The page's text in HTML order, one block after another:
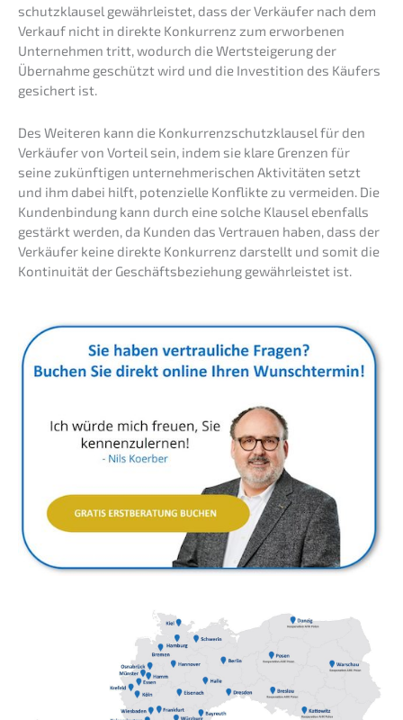
schutz­klau­sel gewähr­leis­tet, dass der Verkäu­fer nach dem
Verkauf nicht in direk­te Konkur­renz zum erwor­be­nen
Unter­neh­men tritt, wodurch die Wertstei­ge­rung der
Übernah­me geschützt wird und die Inves­ti­ti­on des Käufers
gesichert ist.
Des Weite­ren kann die Konkur­renz­schutz­klau­sel für den
Verkäu­fer von Vorteil sein, indem sie klare Grenzen für
seine zukünf­ti­gen unter­neh­me­ri­schen Aktivi­tä­ten setzt
und ihm dabei hilft, poten­zi­el­le Konflik­te zu vermei­den. Die
Kunden­bin­dung kann durch eine solche Klausel ebenfalls
gestärkt werden, da Kunden das Vertrau­en haben, dass der
Verkäu­fer keine direk­te Konkur­renz darstellt und somit die
Konti­nui­tät der Geschäfts­be­zie­hung gewähr­leis­tet ist.